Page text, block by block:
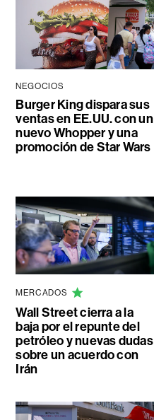
NEGOCIOS
Burger King dispara sus
ventas en EE.UU. con un
nuevo Whopper y una
promoción de Star Wars
MERCADOS
Wall Street cierra a la
baja por el repunte del
petróleo y nuevas dudas
sobre un acuerdo con
Irán